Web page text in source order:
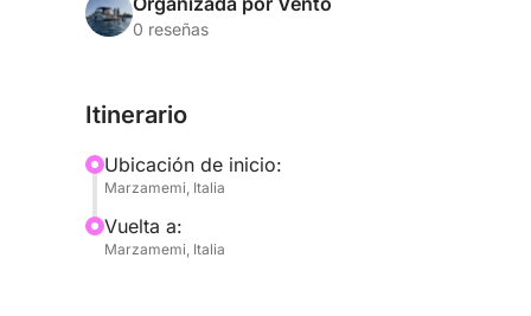
bienvenida, mantelería, agua y refrescos,
Prepárese para dejar atrás el estrés de la vida
0 reseñas
Itinerario
Ubicación de inicio:
Marzamemi, Italia
Vuelta a:
Marzamemi, Italia